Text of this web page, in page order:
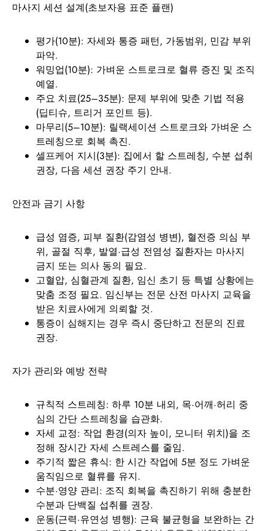
마사지 세션 설계(초보자용 표준 플랜)
평가(10분): 자세와 통증 패턴, 가동범위, 민감 부위
파악.
워밍업(10분): 가벼운 스트로크로 혈류 증진 및 조직
예열.
주요 치료(25–35분): 문제 부위에 맞춘 기법 적용
(딥티슈, 트리거 포인트 등).
마무리(5–10분): 릴랙세이션 스트로크와 가벼운 스
트레칭으로 회복 촉진.
셀프케어 지시(3분): 집에서 할 스트레칭, 수분 섭취
권장, 다음 세션 권장 주기 안내.
안전과 금기 사항
급성 염증, 피부 질환(감염성 병변), 혈전증 의심 부
위, 골절 직후, 발열·급성 전염성 질환자는 마사지
금지 또는 의사 동의 필요.
고혈압, 심혈관계 질환, 임신 초기 등 특별 상황에는
맞춤 조정 필요. 임신부는 전문 산전 마사지 교육을
받은 치료사에게 의뢰할 것.
통증이 심해지는 경우 즉시 중단하고 전문의 진료
권장.
자가 관리와 예방 전략
규칙적 스트레칭: 하루 10분 내외, 목·어깨·허리 중
심의 간단 스트레칭을 습관화.
자세 교정: 작업 환경(의자 높이, 모니터 위치)을 조
정해 장시간 자세 스트레스를 줄임.
주기적 짧은 휴식: 한 시간 작업에 5분 정도 가벼운
움직임으로 혈류를 유지.
수분·영양 관리: 조직 회복을 촉진하기 위해 충분한
수분과 단백질 섭취를 권장.
운동(근력·유연성 병행): 근육 불균형을 보완하는 간